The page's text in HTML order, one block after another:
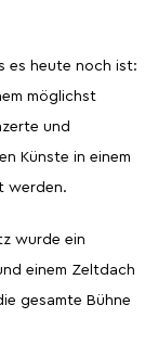
es heute noch ist:
möglichst
und
Künste in einem
werden.
wurde ein
einem Zeltdach
gesamte Bühne